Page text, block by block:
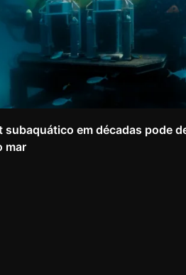
subaquático em décadas pode
mar